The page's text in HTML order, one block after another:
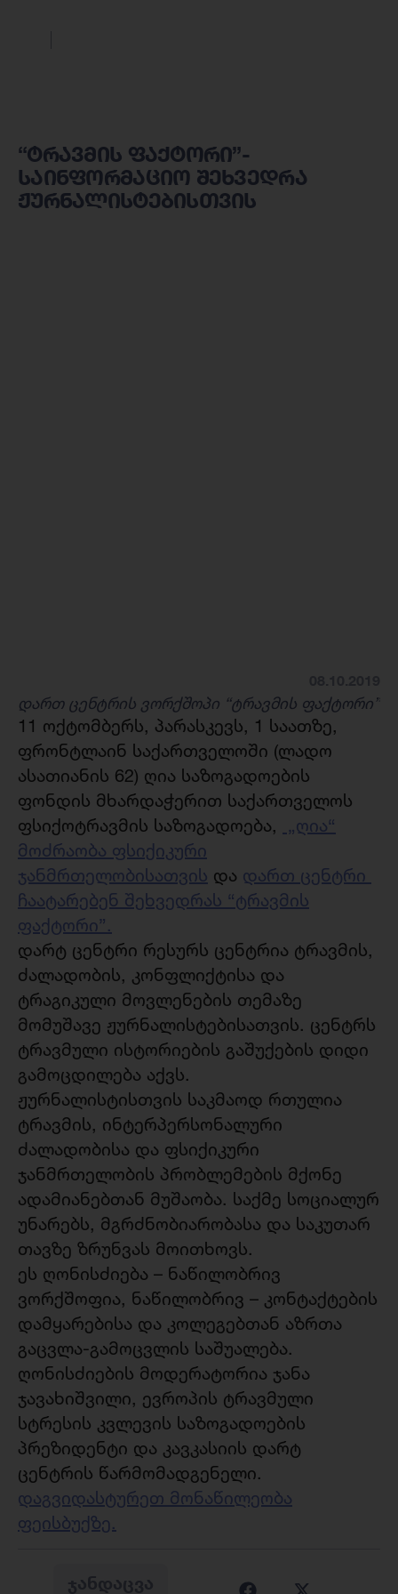
“ტრავმის ფაქტორი”-
საინფორმაციო შეხვედრა
ჟურნალისტებისთვის
დართ ცენტრის ვორქშოპი “ტრავმის ფაქტორი”
11 ოქტომბერს, პარასკევს, 1 საათზე,
ფრონტლაინ საქართველოში (ლადო
ასათიანის 62) ღია საზოგადოების
ფონდის მხარდაჭერით საქართველოს
ფსიქოტრავმის საზოგადოება,
„ღია“
მოძრაობა ფსიქიკური
ჯანმრთელობისათვის და დართ ცენტრი
ჩაატარებენ შეხვედრას “ტრავმის
ფაქტორი”.
დარტ ცენტრი რესურს ცენტრია ტრავმის,
ძალადობის, კონფლიქტისა და
ტრაგიკული მოვლენების თემაზე
მომუშავე ჟურნალისტებისათვის. ცენტრს
ტრავმული ისტორიების გაშუქების დიდი
გამოცდილება აქვს.
ჟურნალისტისთვის საკმაოდ რთულია
ტრავმის, ინტერპერსონალური
ძალადობისა და ფსიქიკური
ჯანმრთელობის პრობლემების მქონე
ადამიანებთან მუშაობა. საქმე სოციალურ
უნარებს, მგრძნობიარობასა და საკუთარ
თავზე ზრუნვას მოითხოვს.
ეს ღონისძიება – ნაწილობრივ
ვორქშოფია, ნაწილობრივ – კონტაქტების
დამყარებისა და კოლეგებთან აზრთა
გაცვლა-გამოცვლის საშუალება.
ღონისძიების მოდერატორია ჯანა
ჯავახიშვილი, ევროპის ტრავმული
სტრესის კვლევის საზოგადოების
პრეზიდენტი და კავკასიის დარტ
ცენტრის წარმომადგენელი.
დაგვიდასტურეთ მონაწილეობა
ფეისბუქზე.